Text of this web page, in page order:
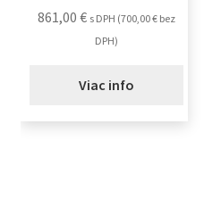
861,00 € s DPH (700,00€bez
DPH)
Viac info